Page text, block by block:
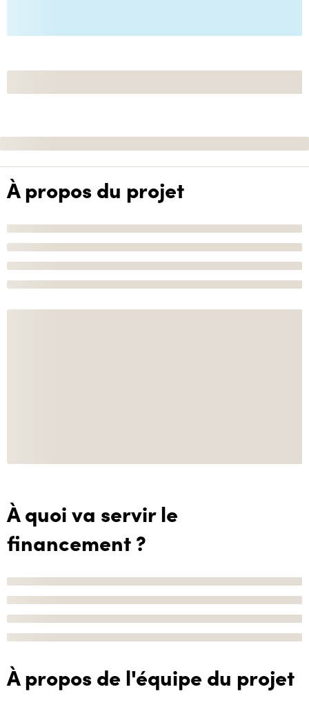
À propos du projet
À quoi va servir le
financement ?
À propos de l'équipe du projet